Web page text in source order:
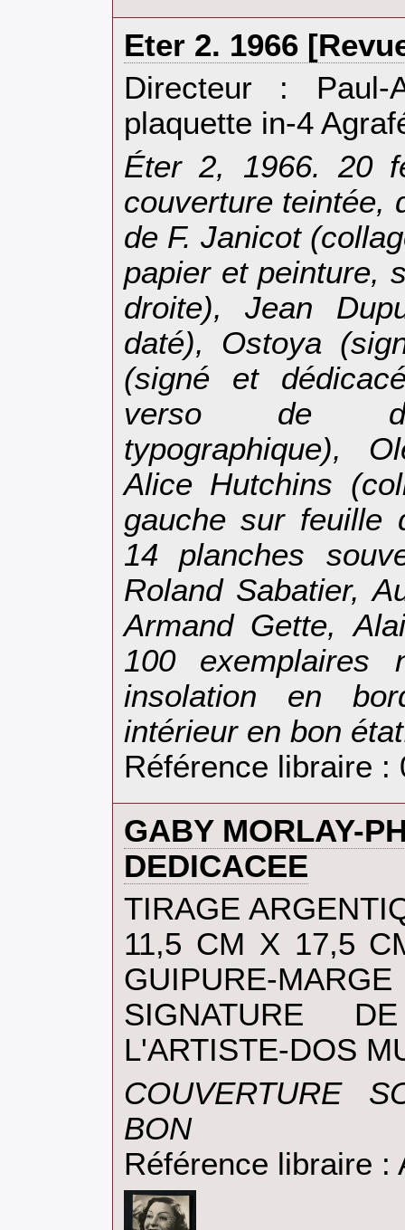
‎Eter 2. 1966
‎Directeur : Paul-
plaquette in-4
‎Éter 2, 1966. 20
couverture teintée,
de F. Janicot
papier et peinture,
droite), Jean
daté), Ostoya
(signé et
verso de
typographique),
Alice Hutchins
gauche sur feuille
14 planches
Roland Sabatier,
Armand Gette,
100 exemplaires
insolation en
intérieur en bon
Référence libraire :
‎GABY MORLAY-
DEDICACEE‎
‎TIRAGE
11,5 CM X 17,5
GUIPURE-
SIGNATURE
L'ARTISTE-DOS
‎COUVERTURE
BON‎
Référence libraire :